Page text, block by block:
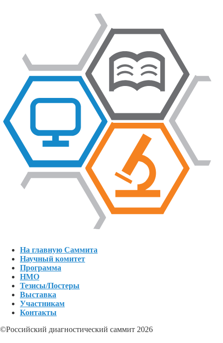
На главную Саммита
Научный комитет
Программа
НМО
Тезисы/Постеры
Выставка
Участникам
Контакты
©Российский диагностический саммит 2026